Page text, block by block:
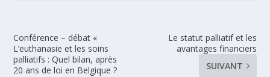
Conférence – débat «
L’euthanasie et les soins
palliatifs : Quel bilan, après
20 ans de loi en Belgique ?
Le statut palliatif et les
avantages financiers
SUIVANT